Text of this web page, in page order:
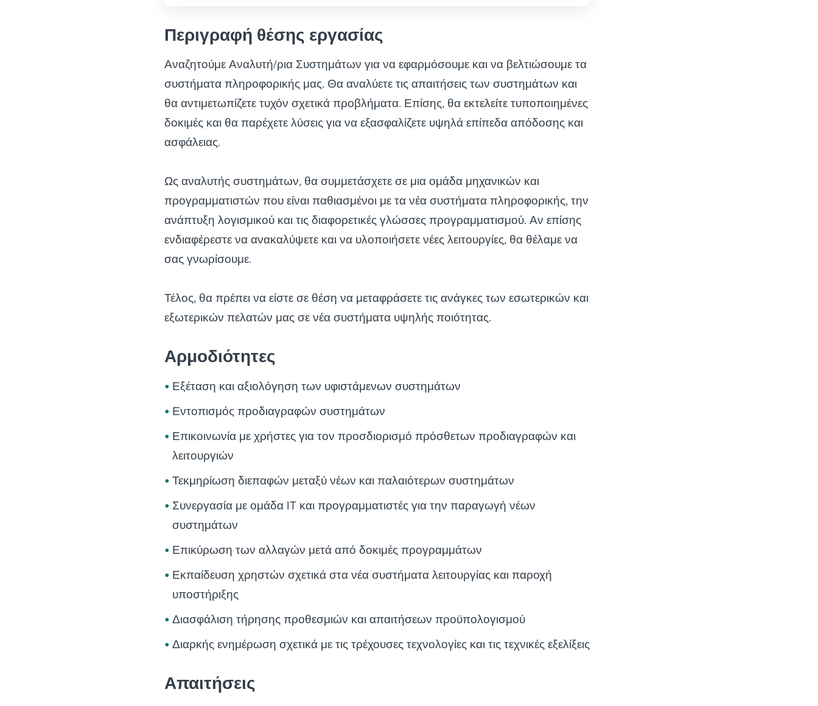
Περιγραφή θέσης εργασίας
Αναζητούμε Αναλυτή/ρια Συστημάτων για να εφαρμόσουμε και να βελτιώσουμε τα
συστήματα πληροφορικής μας. Θα αναλύετε τις απαιτήσεις των συστημάτων και
θα αντιμετωπίζετε τυχόν σχετικά προβλήματα. Επίσης, θα εκτελείτε τυποποιημένες
δοκιμές και θα παρέχετε λύσεις για να εξασφαλίζετε υψηλά επίπεδα απόδοσης και
ασφάλειας.
Ως αναλυτής συστημάτων, θα συμμετάσχετε σε μια ομάδα μηχανικών και
προγραμματιστών που είναι παθιασμένοι με τα νέα συστήματα πληροφορικής, την
ανάπτυξη λογισμικού και τις διαφορετικές γλώσσες προγραμματισμού. Αν επίσης
ενδιαφέρεστε να ανακαλύψετε και να υλοποιήσετε νέες λειτουργίες, θα θέλαμε να
σας γνωρίσουμε.
Τέλος, θα πρέπει να είστε σε θέση να μεταφράσετε τις ανάγκες των εσωτερικών και
εξωτερικών πελατών μας σε νέα συστήματα υψηλής ποιότητας.
Αρμοδιότητες
Εξέταση και αξιολόγηση των υφιστάμενων συστημάτων
Εντοπισμός προδιαγραφών συστημάτων
Επικοινωνία με χρήστες για τον προσδιορισμό πρόσθετων προδιαγραφών και
λειτουργιών
Τεκμηρίωση διεπαφών μεταξύ νέων και παλαιότερων συστημάτων
Συνεργασία με ομάδα IT και προγραμματιστές για την παραγωγή νέων
συστημάτων
Επικύρωση των αλλαγών μετά από δοκιμές προγραμμάτων
Εκπαίδευση χρηστών σχετικά στα νέα συστήματα λειτουργίας και παροχή
υποστήριξης
Διασφάλιση τήρησης προθεσμιών και απαιτήσεων προϋπολογισμού
Διαρκής ενημέρωση σχετικά με τις τρέχουσες τεχνολογίες και τις τεχνικές εξελίξεις
Απαιτήσεις